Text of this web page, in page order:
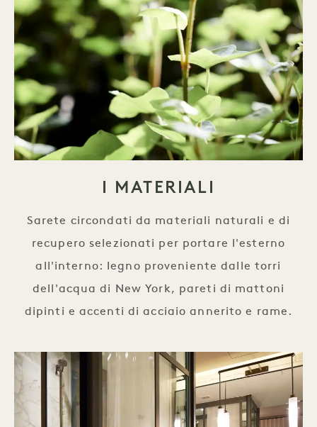
I MATERIALI
Sarete circondati da materiali naturali e di
recupero selezionati per portare l'esterno
all'interno: legno proveniente dalle torri
dell'acqua di New York, pareti di mattoni
dipinti e accenti di acciaio annerito e rame.